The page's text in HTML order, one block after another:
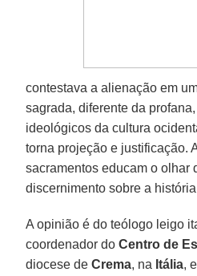
contestava a alienação em
sagrada, diferente da
ideológicos da cultura
torna projeção e justificação.
sacramentos educam o olhar
discernimento sobre a
A opinião é do teólogo leigo
coordenador doCentro de
diocese deCrema, na Itália,